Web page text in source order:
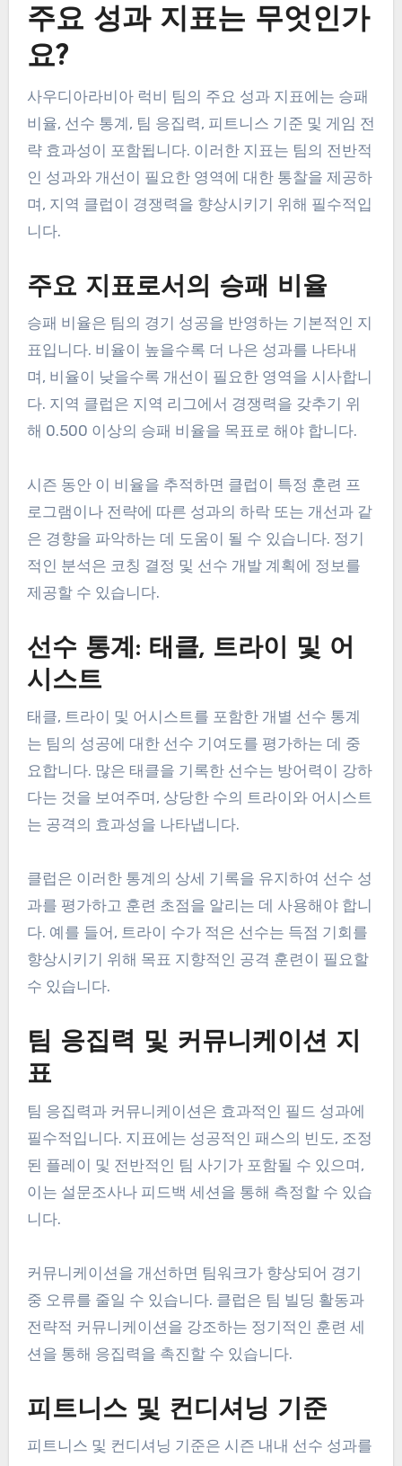
주요 성과 지표는 무엇인가
요?
사우디아라비아 럭비 팀의 주요 성과 지표에는 승패
비율, 선수 통계, 팀 응집력, 피트니스 기준 및 게임 전
략 효과성이 포함됩니다. 이러한 지표는 팀의 전반적
인 성과와 개선이 필요한 영역에 대한 통찰을 제공하
며, 지역 클럽이 경쟁력을 향상시키기 위해 필수적입
니다.
주요 지표로서의 승패 비율
승패 비율은 팀의 경기 성공을 반영하는 기본적인 지
표입니다. 비율이 높을수록 더 나은 성과를 나타내
며, 비율이 낮을수록 개선이 필요한 영역을 시사합니
다. 지역 클럽은 지역 리그에서 경쟁력을 갖추기 위
해 0.500 이상의 승패 비율을 목표로 해야 합니다.
시즌 동안 이 비율을 추적하면 클럽이 특정 훈련 프
로그램이나 전략에 따른 성과의 하락 또는 개선과 같
은 경향을 파악하는 데 도움이 될 수 있습니다. 정기
적인 분석은 코칭 결정 및 선수 개발 계획에 정보를
제공할 수 있습니다.
선수 통계: 태클, 트라이 및 어
시스트
태클, 트라이 및 어시스트를 포함한 개별 선수 통계
는 팀의 성공에 대한 선수 기여도를 평가하는 데 중
요합니다. 많은 태클을 기록한 선수는 방어력이 강하
다는 것을 보여주며, 상당한 수의 트라이와 어시스트
는 공격의 효과성을 나타냅니다.
클럽은 이러한 통계의 상세 기록을 유지하여 선수 성
과를 평가하고 훈련 초점을 알리는 데 사용해야 합니
다. 예를 들어, 트라이 수가 적은 선수는 득점 기회를
향상시키기 위해 목표 지향적인 공격 훈련이 필요할
수 있습니다.
팀 응집력 및 커뮤니케이션 지
표
팀 응집력과 커뮤니케이션은 효과적인 필드 성과에
필수적입니다. 지표에는 성공적인 패스의 빈도, 조정
된 플레이 및 전반적인 팀 사기가 포함될 수 있으며,
이는 설문조사나 피드백 세션을 통해 측정할 수 있습
니다.
커뮤니케이션을 개선하면 팀워크가 향상되어 경기
중 오류를 줄일 수 있습니다. 클럽은 팀 빌딩 활동과
전략적 커뮤니케이션을 강조하는 정기적인 훈련 세
션을 통해 응집력을 촉진할 수 있습니다.
피트니스 및 컨디셔닝 기준
피트니스 및 컨디셔닝 기준은 시즌 내내 선수 성과를